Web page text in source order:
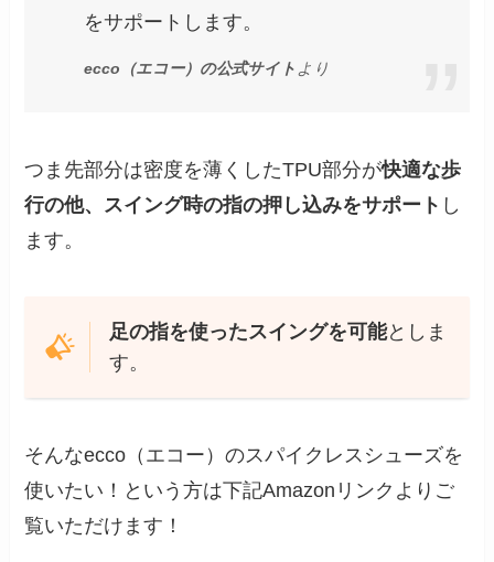
をサポートします。
ecco（エコー）の公式サイト より
つま先部分は密度を薄くしたTPU部分が快適な歩
行の他、スイング時の指の押し込みをサポート し
ます。
足の指を使ったスイングを可能としま
す。
そんなecco（エコー）のスパイクレスシューズを
使いたい！という方は下記Amazonリンクよりご
覧いただけます！